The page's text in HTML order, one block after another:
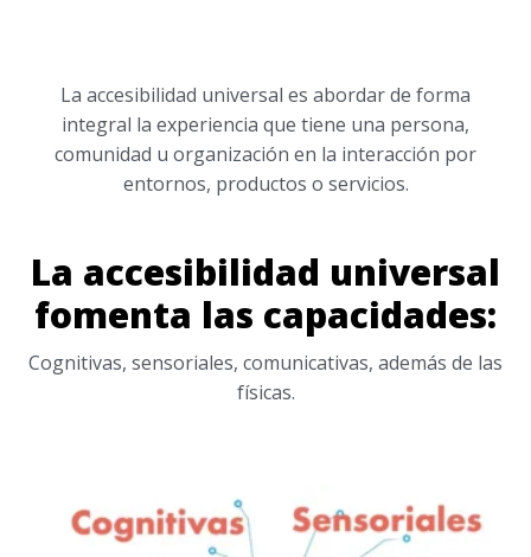
La accesibilidad universal es abordar de forma
integral la experiencia que tiene una persona,
comunidad u organización en la interacción por
entornos, productos o servicios.
La accesibilidad universal
fomenta las capacidades:
Cognitivas, sensoriales, comunicativas, además de las
físicas.